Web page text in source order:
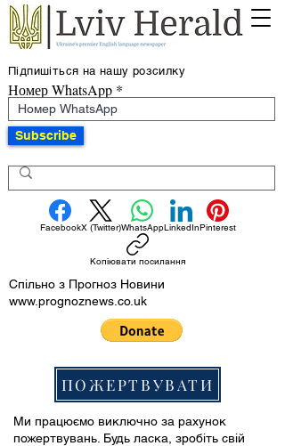
Підпишіться на нашу розсилку
Номер WhatsApp
Subscribe
FacebookX (Twitter)WhatsAppLinkedInPinterest
Копіювати посилання
Спільно з Прогноз Новини
www.prognoznews.co.uk
ПОЖЕРТВУВАТИ
Ми працюємо виключно за рахунок
пожертвувань. Будь ласка, зробіть свій